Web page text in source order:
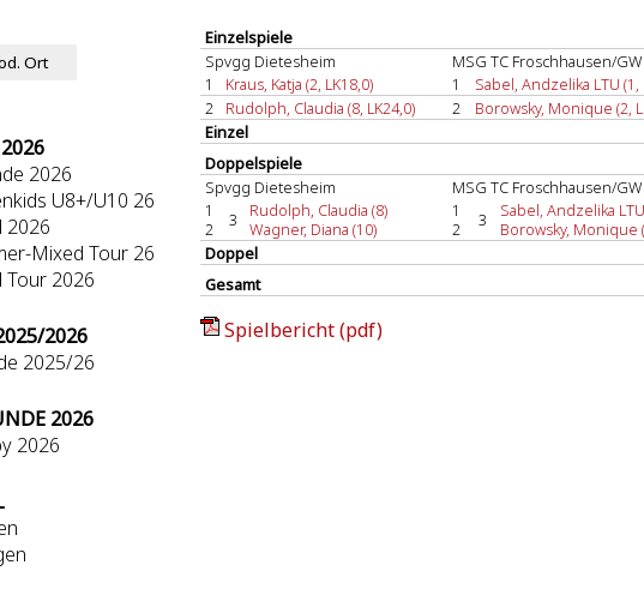
2026
U8+/U10 26
2026
Mixed Tour 26
Tour 2026
2026
2025/26
2026
2026
Einzelspiele
Spvgg Dietesheim
MSG TC Froschhausen/
1
Kraus, Katja (2, LK18,0) 1 Sabel, Andzelika LTU (1,
2
Rudolph, Claudia (8, LK24,0) 2 Borowsky, Monique (2,
Einzel
Doppelspiele
Spvgg Dietesheim
MSG TC Froschhausen/
1
2
3
Rudolph, Claudia (8)
Wagner, Diana (10)
1
2
3
Sabel, Andzelika
Borowsky, Monique
Doppel
Gesamt
Spielbericht (pdf)